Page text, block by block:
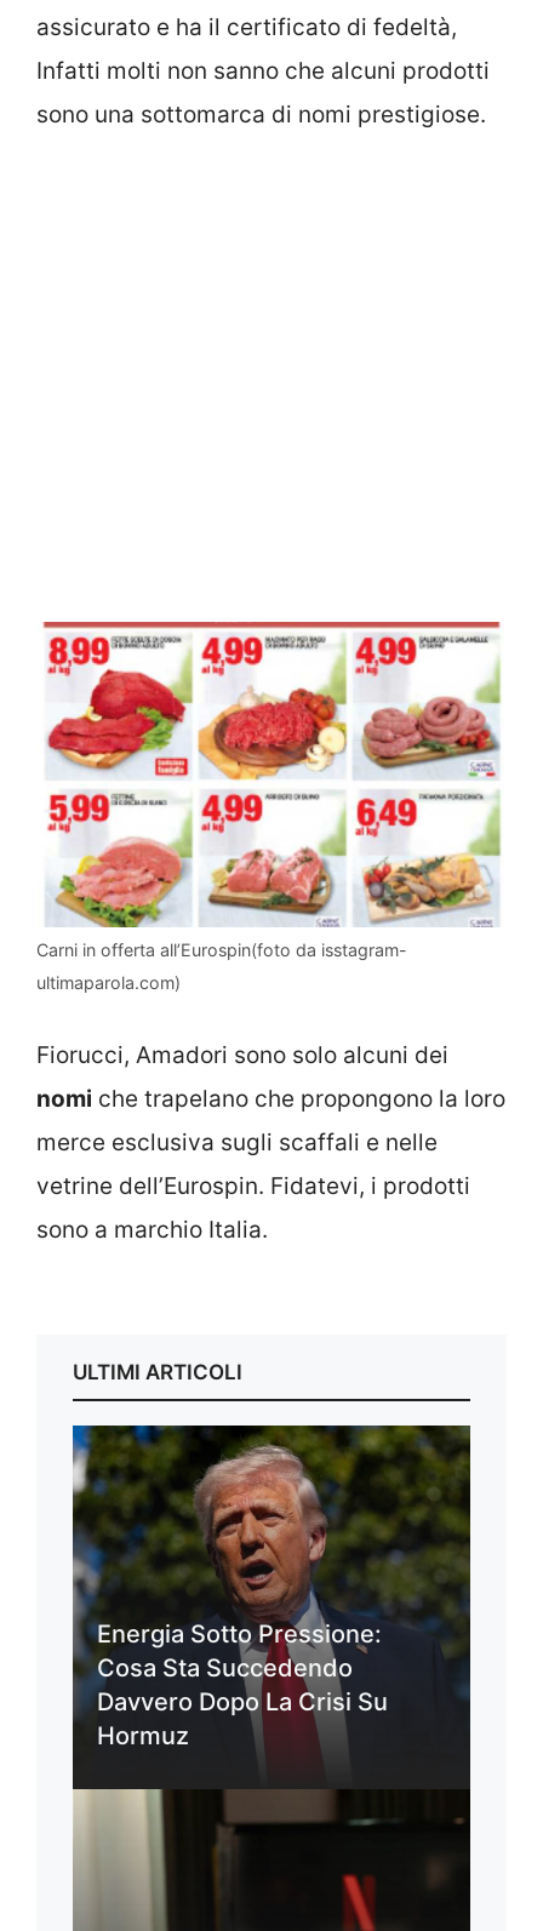
assicurato e ha il certificato di fedeltà,
Infatti molti non sanno che alcuni prodotti
sono una sottomarca di nomi prestigiose.
Carni in offerta all’Eurospin(foto da isstagram-
ultimaparola.com)
Fiorucci, Amadori sono solo alcuni dei
nomi che trapelano che propongono la loro
merce esclusiva sugli scaffali e nelle
vetrine dell’Eurospin. Fidatevi, i prodotti
sono a marchio Italia.
ULTIMI ARTICOLI
Energia Sotto Pressione:
Cosa Sta Succedendo
Davvero Dopo La Crisi Su
Hormuz